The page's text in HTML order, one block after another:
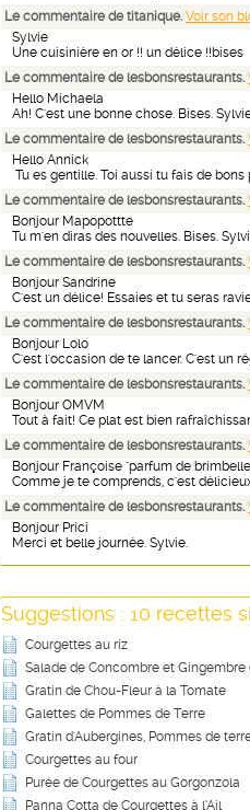
Le commentaire de titanique. Voir son
Sylvie
Une cuisinière en or !! un délice !!bises
Le commentaire de lesbonsrestaurants.
Hello Michaela
Ah! C'est une bonne chose. Bises.
Le commentaire de lesbonsrestaurants.
Hello Annick
Tu es gentille. Toi aussi tu fais de bons
Le commentaire de lesbonsrestaurants.
Bonjour Mapopottte
Tu m'en diras des nouvelles. Bises.
Le commentaire de lesbonsrestaurants.
Bonjour Sandrine
C'est un délice! Essaies et tu seras
Le commentaire de lesbonsrestaurants.
Bonjour Lolo
C'est l'occasion de te lancer. C'est un
Le commentaire de lesbonsrestaurants.
Bonjour OMVM
Tout à fait! Ce plat est bien
Le commentaire de lesbonsrestaurants.
Bonjour Françoise "parfum de
Comme je te comprends, c'est
Le commentaire de lesbonsrestaurants.
Bonjour Prici
Merci et belle journée. Sylvie.
Suggestions : 10 recettes
Courgettes au riz
Salade de Concombre et Gingembre
Gratin de Chou-Fleur à la Tomate
Galettes de Pommes de Terre
Gratin d'Aubergines, Pommes de
Courgettes au four
Purée de Courgettes au Gorgonzola
Panna Cotta de Courgettes à l’Ail